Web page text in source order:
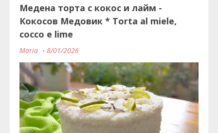
Медена торта с кокос и лайм -
Кокосов Медовик * Torta al miele,
cocco e lime
Maria 8/01/2026